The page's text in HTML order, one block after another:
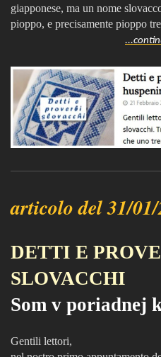
giapponese, ma un nome
pioppo, e precisamente pioppo
articolo del 31/
DETTI E
SLOVACCHI
Som v poriadnej
Gentili lettori,